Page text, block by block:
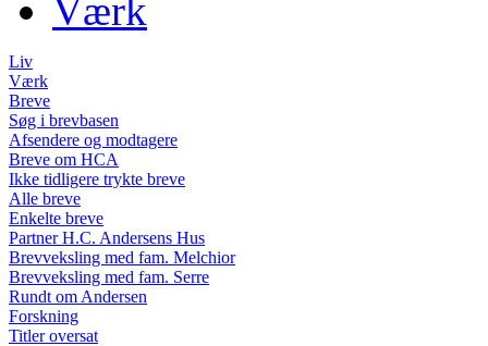
Værk
Liv
Værk
Breve
Søg i brevbasen
Afsendere og modtagere
Breve om HCA
Ikke tidligere trykte breve
Alle breve
Enkelte breve
Partner H.C. Andersens Hus
Brevveksling med fam. Melchior
Brevveksling med fam. Serre
Rundt om Andersen
Forskning
Titler oversat